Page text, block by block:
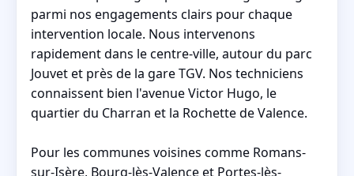
parmi nos engagements clairs pour chaque
intervention locale. Nous intervenons
rapidement dans le centre-ville, autour du parc
Jouvet et près de la gare TGV. Nos techniciens
connaissent bien l'avenue Victor Hugo, le
quartier du Charran et la Rochette de Valence.
Pour les communes voisines comme Romans-
sur-Isère, Bourg-lès-Valence et Portes-lès-